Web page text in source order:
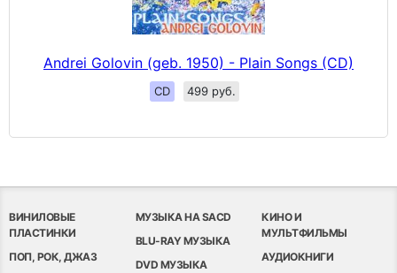
Andrei Golovin (geb. 1950) - Plain Songs (CD)
CD 499 руб.
ВИНИЛОВЫЕ
ПЛАСТИНКИ
ПОП, РОК, ДЖАЗ
МУЗЫКА НА SACD
BLU-RAY МУЗЫКА
DVD МУЗЫКА
КИНО И
МУЛЬТФИЛЬМЫ
АУДИОКНИГИ